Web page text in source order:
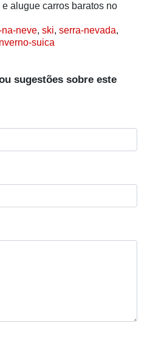
alugue carros baratos no
neve, ski, serra-nevada,
suica
sugestões sobre este